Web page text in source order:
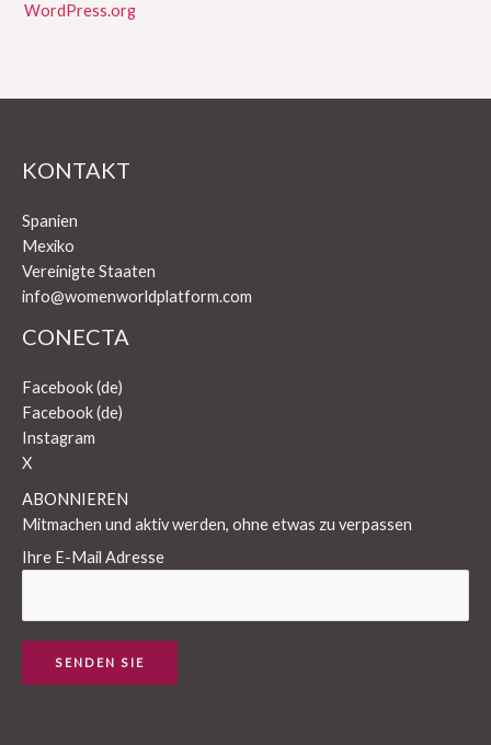
WordPress.org
KONTAKT
Spanien
Mexiko
Vereinigte Staaten
info@womenworldplatform.com
CONECTA
Facebook (de)
Facebook (de)
Instagram
X
ABONNIEREN
Mitmachen und aktiv werden, ohne etwas zu verpassen
Ihre E-Mail Adresse